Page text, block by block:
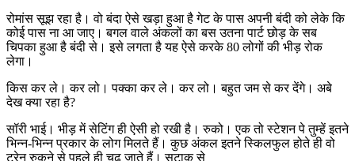
रोमांस सूझ रहा है। वो बंदा ऐसे खड़ा हुआ है गेट के पास अपनी बंदी को लेके कि
कोई पास ना आ जाए। बगल वाले अंकलों का बस उतना पार्ट छोड़ के सब
चिपका हुआ है बंदी से। इसे लगता है यह ऐसे करके 80 लोगों की भीड़ रोक
लेगा।
किस कर ले। कर लो। पक्का कर ले। कर लो। बहुत जम से कर देंगे। अबे
देख क्या रहा है?
सॉरी भाई। भीड़ में सेटिंग ही ऐसी हो रखी है। रुको। एक तो स्टेशन पे तुम्हें इतने
भिन्न-भिन्न प्रकार के लोग मिलते हैं। कुछ अंकल इतने स्किलफुल होते ही वो
ट्रेन रुकने से पहले ही चढ़ जाते हैं। सटाक से